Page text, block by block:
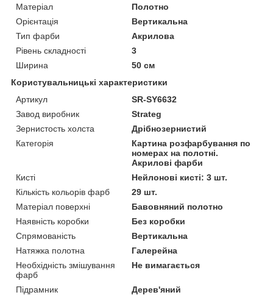
Матеріал
Полотно
Орієнтація
Вертикальна
Тип фарби
Акрилова
Рівень складності
3
Ширина
50 см
Користувальницькі характеристики
Артикул
SR-SY6632
Завод виробник
Strateg
Зернистость холста
Дрібнозернистий
Категорія
Картина розфарбування по
номерах на полотні.
Акрилові фарби
Кисті
Нейлонові кисті: 3 шт.
Кількість кольорів фарб
29 шт.
Матеріал поверхні
Бавовняний полотно
Наявність коробки
Без коробки
Спрямованість
Вертикальна
Натяжка полотна
Галерейна
Необхідність змішування
фарб
Не вимагається
Підрамник
Дерев'яний